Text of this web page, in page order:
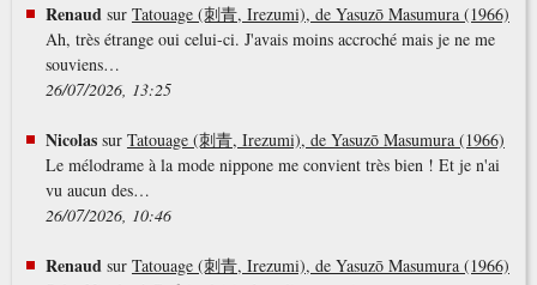
Renaudsur Tatouage (刺青, Irezumi), de Yasuzō Masumura (1966)
Ah, très étrange oui celui-ci. J'avais moins accroché mais je ne me
souviens…
26/07/2026, 13:25
Nicolassur Tatouage (刺青, Irezumi), de Yasuzō Masumura (1966)
Le mélodrame à la mode nippone me convient très bien ! Et je n'ai
vu aucun des…
26/07/2026, 10:46
Renaudsur Tatouage (刺青, Irezumi), de Yasuzō Masumura (1966)